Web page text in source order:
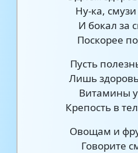
Ну-ка,
И бокал за
Поскорее
Пусть
Лишь
Витамины
Крепость в
Овощам и
Говорите